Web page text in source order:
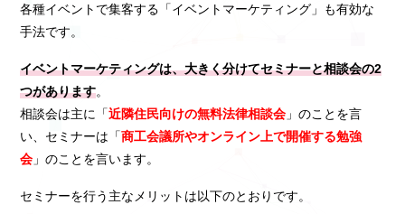
各種イベントで集客する「イベントマーケティング」も有効な
手法です。
イベントマーケティングは、大きく分けてセミナーと相談会の2
つがあります。
相談会は主に「近隣住民向けの無料法律相談会 」のことを言
い、セミナーは「商工会議所やオンライン上で開催する勉強
会 」のことを言います。
セミナーを行う主なメリットは以下のとおりです。